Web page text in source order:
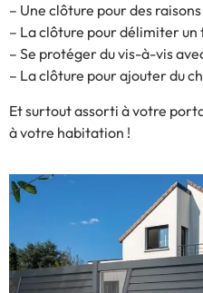
– Une clôture pour des
– La clôture pour délimiter
– Se protéger du vis-à-vis
– La clôture pour ajouter du
Et surtout assorti à votre
à votre habitation !